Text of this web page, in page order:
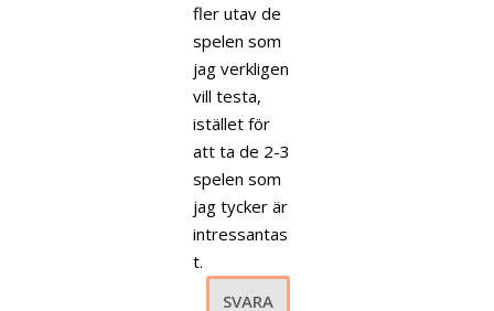
fler utav de
spelen som
jag verkligen
vill testa,
istället för
att ta de 2-3
spelen som
jag tycker är
intressantas
t.
SVARA